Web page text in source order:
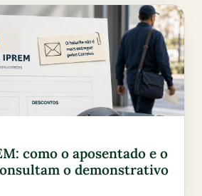
como o aposentado e o
o demonstrativo